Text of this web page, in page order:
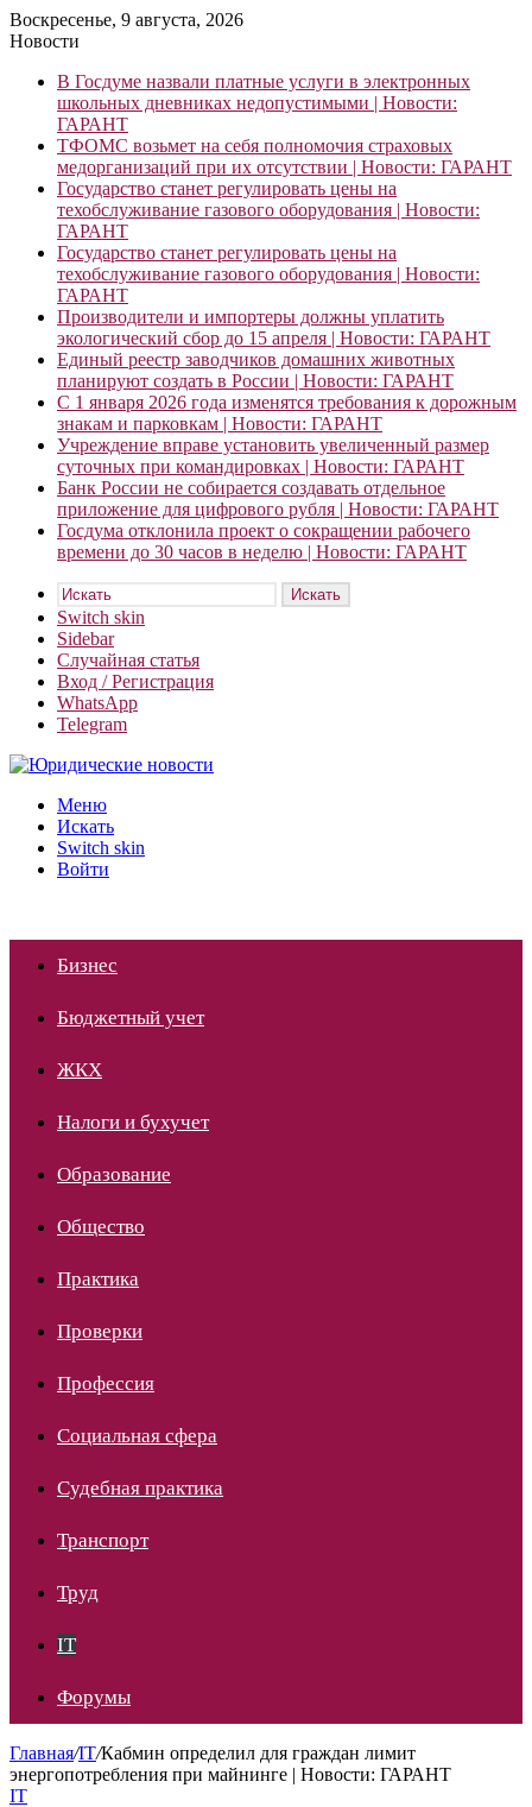
Воскресенье, 9 августа, 2026
Новости
В Госдуме назвали платные услуги в электронных
школьных дневниках недопустимыми | Новости:
ГАРАНТ
ТФОМС возьмет на себя полномочия страховых
медорганизаций при их отсутствии | Новости: ГАРАНТ
Государство станет регулировать цены на
техобслуживание газового оборудования | Новости:
ГАРАНТ
Государство станет регулировать цены на
техобслуживание газового оборудования | Новости:
ГАРАНТ
Производители и импортеры должны уплатить
экологический сбор до 15 апреля | Новости: ГАРАНТ
Единый реестр заводчиков домашних животных
планируют создать в России | Новости: ГАРАНТ
С 1 января 2026 года изменятся требования к дорожным
знакам и парковкам | Новости: ГАРАНТ
Учреждение вправе установить увеличенный размер
суточных при командировках | Новости: ГАРАНТ
Банк России не собирается создавать отдельное
приложение для цифрового рубля | Новости: ГАРАНТ
Госдума отклонила проект о сокращении рабочего
времени до 30 часов в неделю | Новости: ГАРАНТ
Искать
Switch skin
Sidebar
Случайная статья
Вход / Регистрация
WhatsApp
Telegram
Меню
Искать
Switch skin
Войти
Бизнес
Бюджетный учет
ЖКХ
Налоги и бухучет
Образование
Общество
Практика
Проверки
Профессия
Социальная сфера
Судебная практика
Транспорт
Труд
IT
Форумы
Главная/IT/Кабмин определил для граждан лимит
энергопотребления при майнинге | Новости: ГАРАНТ
IT